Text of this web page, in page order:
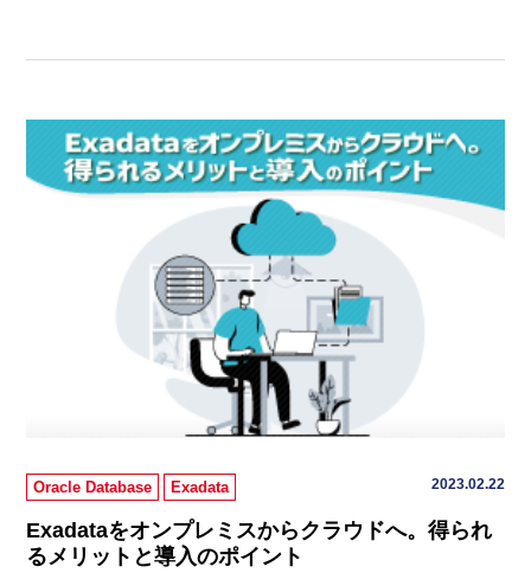
Oracle Database Exadata 2023.02.22
Exadataをオンプレミスからクラウドへ。得られ
るメリットと導入のポイント